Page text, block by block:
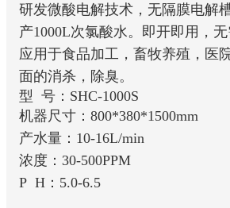
研发微酸电解技术，无隔膜电解
产1000L次氯酸水。即开即用，
应用于食品加工，畜牧养殖，医
面的消杀，除臭。
型 号：SHC-1000S
机器尺寸：800*380*1500mm
产水量：10-16L/min
浓度：30-500PPM
P H：5.0-6.5